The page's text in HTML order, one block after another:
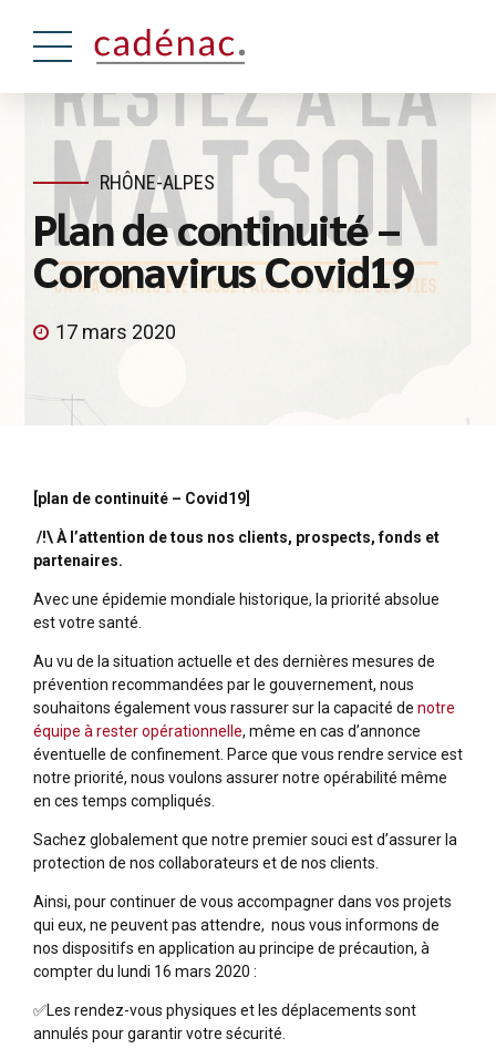
RHÔNE-ALPES
Plan de continuité –
Coronavirus Covid19
17 mars 2020
[plan de continuité – Covid19]
/!\ À l’attention de tous nos clients, prospects, fonds et
partenaires.
Avec une épidemie mondiale historique, la priorité absolue
est votre santé.
Au vu de la situation actuelle et des dernières mesures de
prévention recommandées par le gouvernement, nous
souhaitons également vous rassurer sur la capacité de notre
équipe à rester opérationnelle, même en cas d’annonce
éventuelle de confinement. Parce que vous rendre service est
notre priorité, nous voulons assurer notre opérabilité même
en ces temps compliqués.
Sachez globalement que notre premier souci est d’assurer la
protection de nos collaborateurs et de nos clients.
Ainsi, pour continuer de vous accompagner dans vos projets
qui eux, ne peuvent pas attendre, nous vous informons de
nos dispositifs en application au principe de précaution, à
compter du lundi 16 mars 2020 :
✅Les rendez-vous physiques et les déplacements sont
annulés pour garantir votre sécurité.